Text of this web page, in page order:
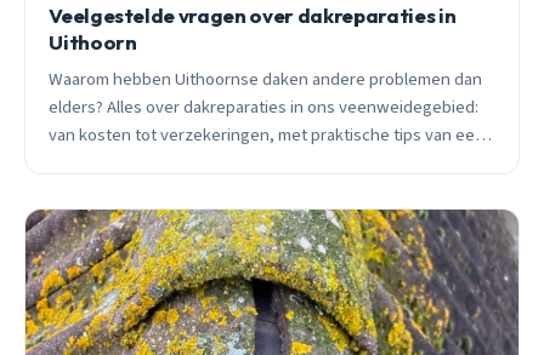
Veelgestelde vragen over dakreparaties in
Uithoorn
Waarom hebben Uithoornse daken andere problemen dan
elders? Alles over dakreparaties in ons veenweidegebied:
van kosten tot verzekeringen, met praktische tips van een